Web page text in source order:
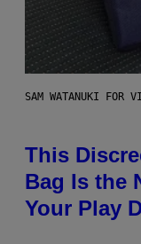
SAM WATANUKI FOR
This
Bag Is the
Your Play